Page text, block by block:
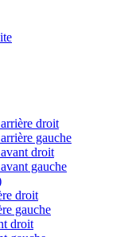
droit
gauche
droit
gauche
droit
gauche
droit